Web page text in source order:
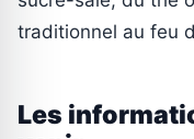
traditionnel au feu
Les